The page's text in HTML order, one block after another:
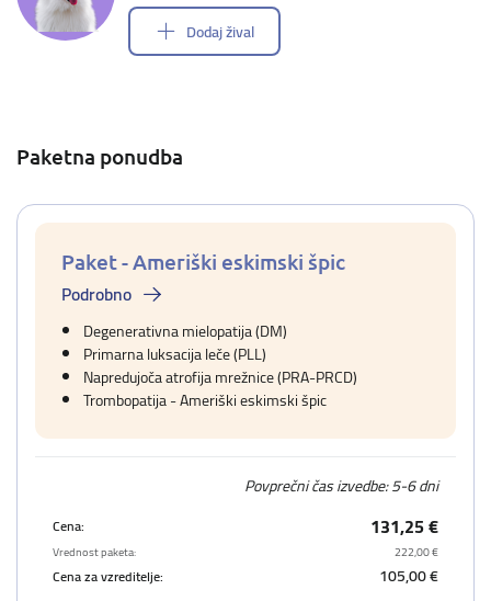
Dodaj žival
Paketna ponudba
Paket - Ameriški eskimski špic
Podrobno
Degenerativna mielopatija (DM)
Primarna luksacija leče (PLL)
Napredujoča atrofija mrežnice (PRA-PRCD)
Trombopatija - Ameriški eskimski špic
Povprečni čas izvedbe: 5-6 dni
Cena: 131,25 €
Vrednost paketa: 222,00 €
Cena za vzreditelje: 105,00 €